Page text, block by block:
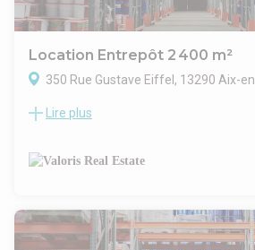
- Loyers et charges : Trimestriels et
Location Entrepôt 2 400 m²
350 Rue Gustave Eiffel, 13290 Aix-
VALORIS MEDITERRANEE, vous
en Provence et à proximité des grands
Situés à 3mn de l'A51, à 10mn de l'A8
minutes à pied.
Dans un bâtiment indépendant sur son
Lire plus